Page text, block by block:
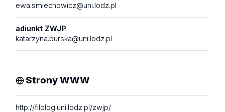
ewa.smiechowicz@uni.lodz.pl
adiunkt ZWJP
katarzyna.burska@uni.lodz.pl
Strony WWW
http://filolog.uni.lodz.pl/zwjp/